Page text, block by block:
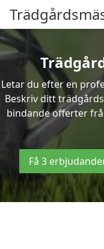
Letar du efter en
Beskriv ditt
bindande offerter
Få 3